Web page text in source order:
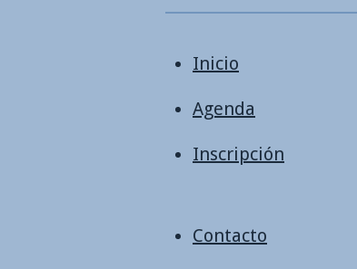
Inicio
Agenda
Inscripción
Contacto